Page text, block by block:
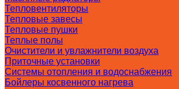
Тепловентиляторы
Тепловые завесы
Тепловые пушки
Теплые полы
Очистители и увлажнители воздуха
Приточные установки
Системы отопления и водоснабжения
Бойлеры косвенного нагрева